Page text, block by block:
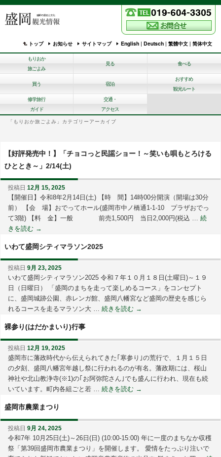
トップ お知らせ サイトマップ English | Deutsch | 繁體中文 | 简体中文
もりおか
旅ごよみ
見る 食べる
買う 宿泊
おすすめ
観光ルート
修学旅行
ガイド
交通・
アクセス
「 もりおか旅ごよみ 」カテゴリーアーカイブ
【好評発売中！】「チョコっと民謡ショー！～笑いも唄もとろける
ひととき～」2/14(土)
投稿日12月 15, 2025
【開催日】令和8年2月14日(土) 【時 間】14時00分開演（開場は30分
前） 【会 場】おでってホール(盛岡市中ノ橋通1-1-10 プラザおでっ
て3階) 【料 金】一般 前売1,500円 当日2,000円(税込 …続
きを読む →
いわて盛岡シティマラソン2025
投稿日9月 23, 2025
いわて盛岡シティマラソン2025 令和７年１０月１８日(土曜日)～１９
日（日曜日） 「盛岡のまちを走って楽しめるコース」をコンセプト
に、盛岡城跡公園、赤レンガ館、盛岡八幡宮など盛岡の歴史を感じら
れるコースを走るマラソン大 …続きを読む →
裸参り(はだかまいり)行事
投稿日12月 19, 2025
盛岡市に藩政時代から伝えられてきた｢寒参り｣の荒行で、１月１５日
の夕刻、盛岡八幡宮年越し祭に行われるのが有名。藩政期には、桜山
神社や北山教浄寺(※1)の｢お阿弥陀さん｣でも盛んに行われ、現在も続
いています。町内各組ごと若 …続きを読む →
盛岡市農業まつり
投稿日9月 24, 2025
令和7年 10月25日(土)～26日(日) (10:00-15:00) 年に一度のまちなか収穫
祭「第39回盛岡市農業まつり」を開催します。 愛情をたっぷり注いで